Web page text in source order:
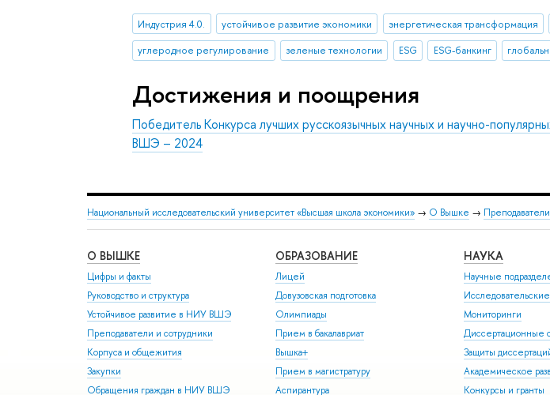
Индустрия 4.0. устойчивое развитие экономики энергетическая трансформация
углеродное регулирование
зеленые технологии ESG ESG-банкинг
Достижения и поощрения
Победитель Конкурса лучших русскоязычных научных и научно-
ВШЭ – 2024
Национальный исследовательский университет «Высшая школа экономики» → О Вышке →
О ВЫШКЕ
Цифры и факты
Руководство и структура
Устойчивое развитие в НИУ ВШЭ
Преподаватели и сотрудники
Корпуса и общежития
Закупки
Обращения граждан в НИУ ВШЭ
ОБРАЗОВАНИЕ
Лицей
Довузовская подготовка
Олимпиады
Прием в бакалавриат
Вышка+
Прием в магистратуру
Аспирантура
НАУКА
Научные
Мониторинги
Диссертационные
Защиты
Академическое
Конкурсы и гранты